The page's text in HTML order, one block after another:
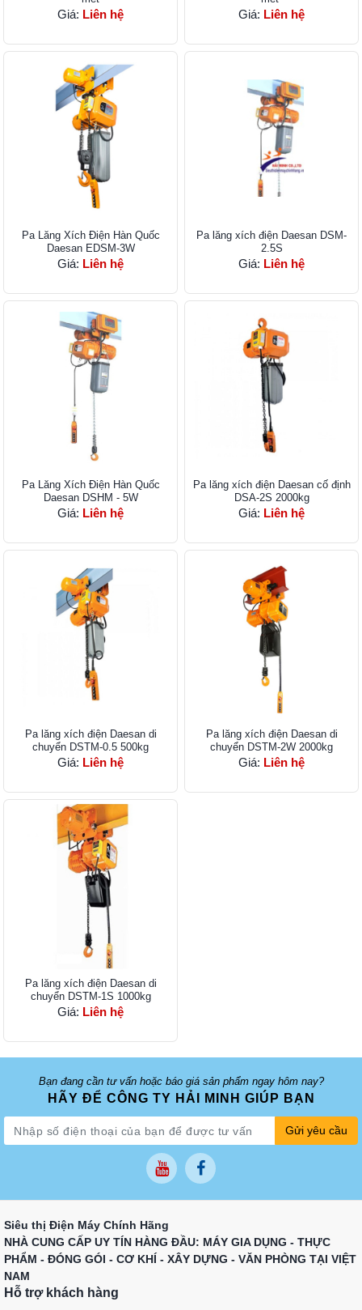
Giá: Liên hệ Giá: Liên hệ
Pa Lăng Xích Điện Hàn Quốc
Daesan EDSM-3W
Giá: Liên hệ
Pa lăng xích điện Daesan DSM-
2.5S
Giá: Liên hệ
Pa Lăng Xích Điện Hàn Quốc
Daesan DSHM - 5W
Giá: Liên hệ
Pa lăng xích điện Daesan cố định
DSA-2S 2000kg
Giá: Liên hệ
Pa lăng xích điện Daesan di
chuyển DSTM-0.5 500kg
Giá: Liên hệ
Pa lăng xích điện Daesan di
chuyển DSTM-2W 2000kg
Giá: Liên hệ
Pa lăng xích điện Daesan di
chuyển DSTM-1S 1000kg
Giá: Liên hệ
Bạn đang cần tư vấn hoặc báo giá sản phẩm ngay hôm nay?
HÃY ĐỂ CÔNG TY HẢI MINH GIÚP BẠN
Gửi yêu cầu
Siêu thị Điện Máy Chính Hãng
NHÀ CUNG CẤP UY TÍN HÀNG ĐẦU: MÁY GIA DỤNG - THỰC
PHẨM - ĐÓNG GÓI - CƠ KHÍ - XÂY DỰNG - VĂN PHÒNG TẠI VIỆT
NAM
Hỗ trợ khách hàng